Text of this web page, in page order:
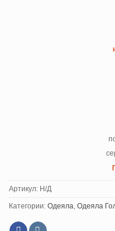
Артикул: Н/Д
Категории: Одеяла, Одеяла